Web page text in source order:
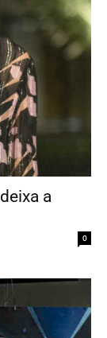
a
0